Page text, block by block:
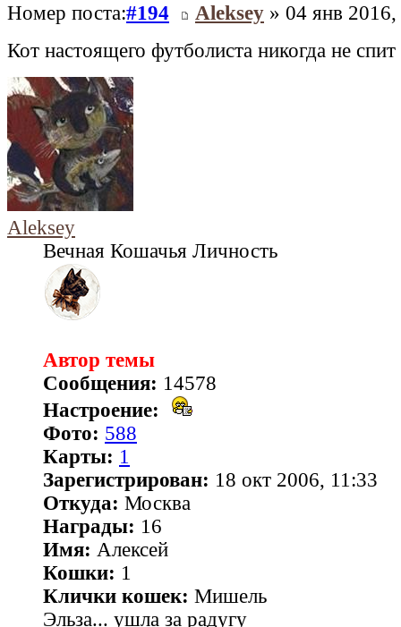
Номер поста:#194 Aleksey » 04 янв
Кот настоящего футболиста никогда не
Aleksey
Вечная Кошачья Личность
Автор темы
Сообщения: 14578
Настроение:
Фото: 588
Карты: 1
Зарегистрирован: 18 окт 2006, 11:33
Откуда: Москва
Награды: 16
Имя: Алексей
Кошки: 1
Клички кошек: Мишель
Эльза... ушла за радугу